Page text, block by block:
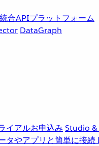
合APIプラットフォーム
DataGraph
イアルお申込み Studio &
タやアプリと簡単に接続